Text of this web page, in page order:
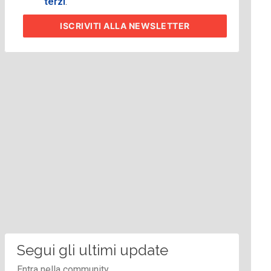
ISCRIVITIALLA NEWSLETTER
Segui gli ultimi update